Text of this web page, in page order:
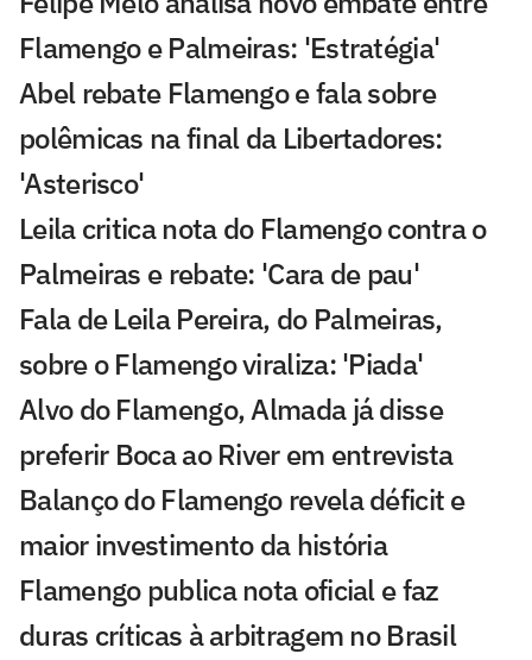
Flamengo e Palmeiras: 'Estratégia'
Abel rebate Flamengo e fala sobre
polêmicas na final da Libertadores:
'Asterisco'
Leila critica nota do Flamengo contra o
Palmeiras e rebate: 'Cara de pau'
Fala de Leila Pereira, do Palmeiras,
sobre o Flamengo viraliza: 'Piada'
Alvo do Flamengo, Almada já disse
preferir Boca ao River em entrevista
Balanço do Flamengo revela déficit e
maior investimento da história
Flamengo publica nota oficial e faz
duras críticas à arbitragem no Brasil